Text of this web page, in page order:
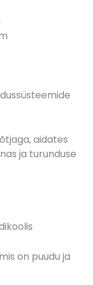
aidates
ja turunduse
on puudu ja